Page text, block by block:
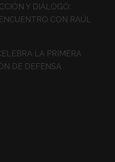
Y DIÁLOGO:
CON RAÚL
LA PRIMERA
DE DEFENSA